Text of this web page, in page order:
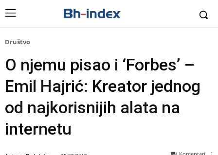
Društvo
O njemu pisao i ‘Forbes’ –
Emil Hajrić: Kreator jednog
od najkorisnijih alata na
internetu